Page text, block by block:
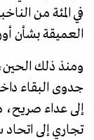
في المئة من
العميقة بشأن
ومنذ ذلك الحين،
جدوى البقاء
إلى عداء صريح،
تجاري إلى